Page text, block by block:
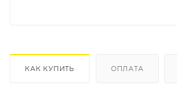
КАК КУПИТЬ ОПЛАТА